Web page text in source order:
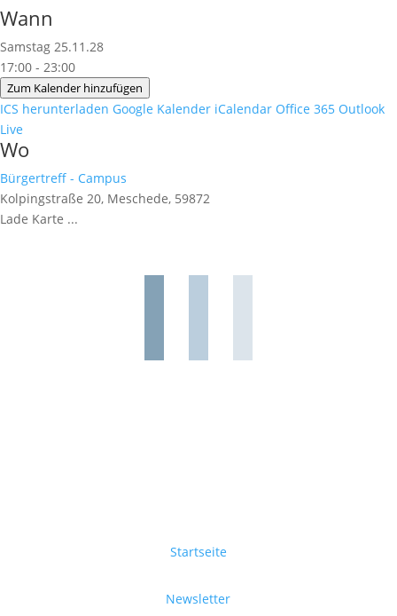
Wann
Samstag 25.11.28
17:00 - 23:00
Zum Kalender hinzufügen
ICS herunterladen Google Kalender iCalendar Office 365 Outlook
Live
Wo
Bürgertreff - Campus
Kolpingstraße 20, Meschede, 59872
Lade Karte ...
Startseite
Newsletter